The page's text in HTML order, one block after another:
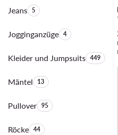
JeansAnzahl der Produkte:
5
JogginganzügeAnzahl der
4
Kleider und JumpsuitsAnzahl
449
MäntelAnzahl der Produkte:
13
PulloverAnzahl der Produkte:
95
RöckeAnzahl der Produkte:
44